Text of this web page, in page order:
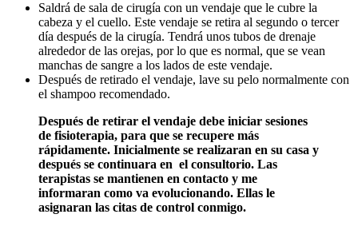
Saldrá de sala de cirugía con un vendaje que le cubre la
cabeza y el cuello. Este vendaje se retira al segundo o tercer
día después de la cirugía. Tendrá unos tubos de drenaje
alrededor de las orejas, por lo que es normal, que se vean
manchas de sangre a los lados de este vendaje.
Después de retirado el vendaje, lave su pelo normalmente con
el shampoo recomendado.
Después de retirar el vendaje debe iniciar sesiones
de fisioterapia, para que se recupere más
rápidamente. Inicialmente se realizaran en su casa y
después se continuara en el consultorio. Las
terapistas se mantienen en contacto y me
informaran como va evolucionando. Ellas le
asignaran las citas de control conmigo.